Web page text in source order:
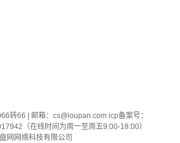
转66 | 邮箱： cs@loupan.com icp备案号：
（在线时间为周一至周五9:00-18:00）
网网络科技有限公司